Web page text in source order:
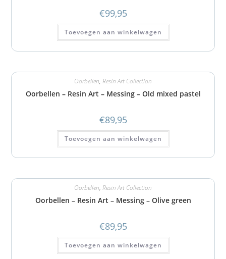
€99,95
Toevoegen aan winkelwagen
Oorbellen, Resin Art Collection
Oorbellen – Resin Art – Messing – Old mixed pastel
€89,95
Toevoegen aan winkelwagen
Oorbellen, Resin Art Collection
Oorbellen – Resin Art – Messing – Olive green
€89,95
Toevoegen aan winkelwagen